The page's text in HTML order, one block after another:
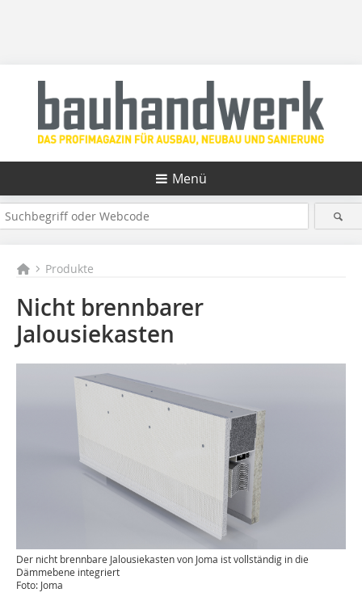
Menü
Produkte
Nicht brennbarer
Jalousiekasten
Der nicht brennbare Jalousiekasten von Joma ist vollständig in die
Dämmebene integriert
Foto: Joma